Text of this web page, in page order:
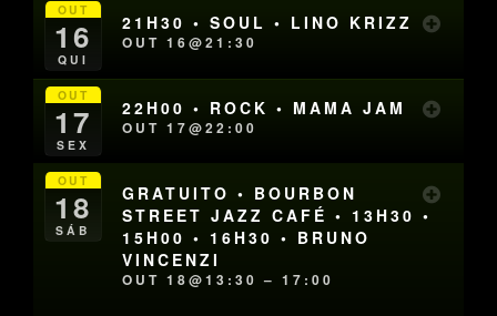
OUT
16
QUI
21H30 • SOUL • LINO KRIZZ
OUT 16@21:30
OUT
17
SEX
22H00 • ROCK • MAMA JAM
OUT 17@22:00
OUT
18
SÁB
GRATUITO • BOURBON
STREET JAZZ CAFÉ • 13H30 •
15H00 • 16H30 • BRUNO
VINCENZI
OUT 18@13:30 – 17:00